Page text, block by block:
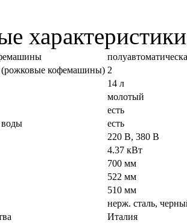
характеристики
(рожковые кофемашины) 2
14 л
молотый
есть
воды
есть
220 В, 380 В
4.37 кВт
700 мм
522 мм
510 мм
нерж. сталь,
Италия